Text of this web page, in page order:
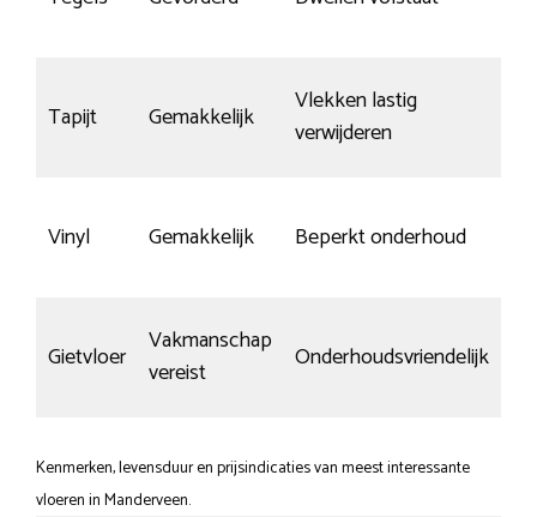
Tapijt Gemakkelijk
Vlekken lastig
verwijderen
Vinyl Gemakkelijk Beperkt onderhoud
Gietvloer
Vakmanschap
vereist
Onderhoudsvriendelijk
Kenmerken, levensduur en prijsindicaties van meest interessante
vloeren in Manderveen.